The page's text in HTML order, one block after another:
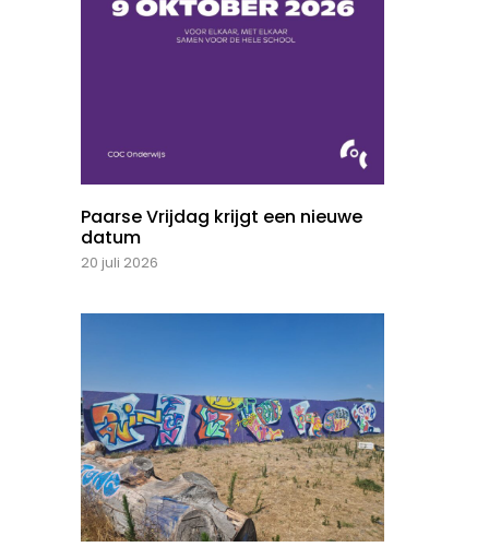
Paarse Vrijdag krijgt een nieuwe
datum
20 juli 2026